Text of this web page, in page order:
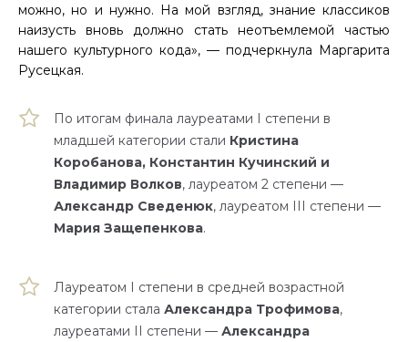
можно, но и нужно. На мой взгляд, знание классиков
наизусть вновь должно стать неотъемлемой частью
нашего культурного кода», — подчеркнула Маргарита
Русецкая.
По итогам финала лауреатами I степени в
младшей категории стали Кристина
Коробанова, Константин Кучинский и
Владимир Волков, лауреатом 2 степени —
Александр Сведенюк, лауреатом III степени —
Мария Защепенкова.
Лауреатом I степени в средней возрастной
категории стала Александра Трофимова,
лауреатами II степени — Александра